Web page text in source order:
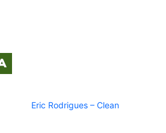
Eric Rodrigues – Clean